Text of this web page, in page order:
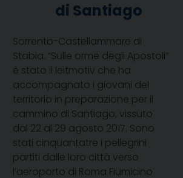
di Santiago
Sorrento-Castellammare di
Stabia. “Sulle orme degli Apostoli”
è stato il leitmotiv che ha
accompagnato i giovani del
territorio in preparazione per il
cammino di Santiago, vissuto
dal 22 al 29 agosto 2017. Sono
stati cinquantatre i pellegrini
partiti dalle loro città verso
l’aeroporto di Roma Fiumicino